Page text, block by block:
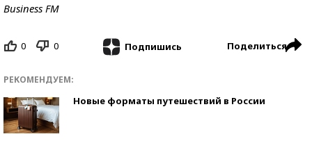
Business FM
0 0 Подпишись Поделиться
РЕКОМЕНДУЕМ:
Новые форматы путешествий в России